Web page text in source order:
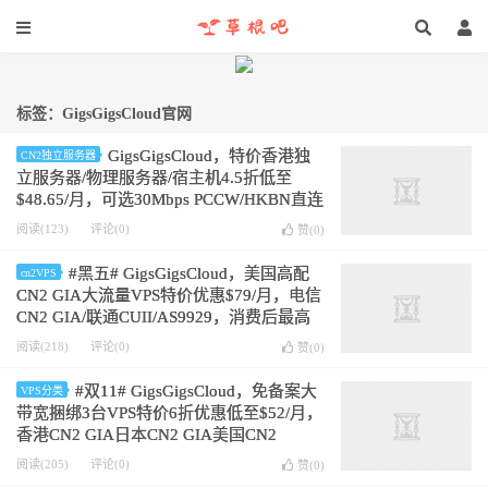
标签：GigsGigsCloud官网
CN2独立服务器
GigsGigsCloud，特价香港独
立服务器/物理服务器/宿主机4.5折低至
$48.65/月，可选30Mbps PCCW/HKBN直连
宽带或100Mbps国际宽带，预装Proxmox
阅读(123) 评论(0) 赞(0)
cn2VPS
#黑五# GigsGigsCloud，美国高配
CN2 GIA大流量VPS特价优惠$79/月，电信
CN2 GIA/联通CUII/AS9929，消费后最高
可返70%
阅读(218) 评论(0) 赞(0)
VPS分类
#双11# GigsGigsCloud，免备案大
带宽捆绑3台VPS特价6折优惠低至$52/月，
香港CN2 GIA日本CN2 GIA美国CN2
GIA，免费快照
阅读(205) 评论(0) 赞(0)